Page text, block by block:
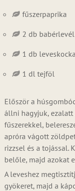
fűszerpaprika
2 db babérlevél
1 db leveskocka
1 dl tejföl
Először a
állni hagyjuk, ezalatt
fűszerekkel,
apróra vágott
rizzsel és a tojással.
belőle, majd azokat
A leveshez
gyökeret, majd a